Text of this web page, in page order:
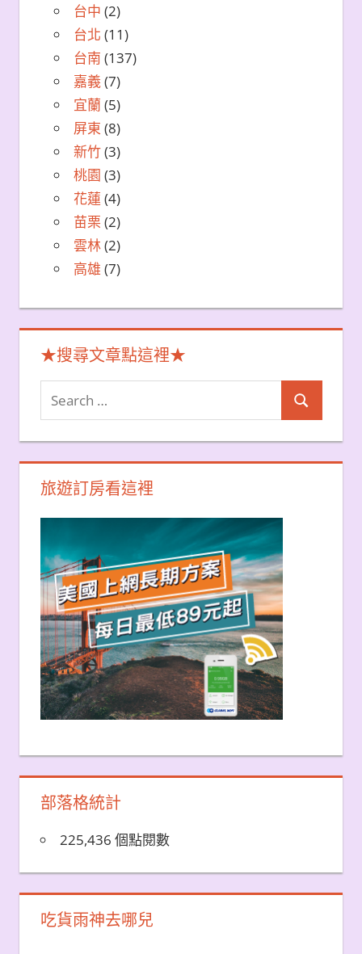
台中 (2)
台北 (11)
台南 (137)
嘉義(7)
宜蘭 (5)
屏東 (8)
新竹(3)
桃園 (3)
花蓮 (4)
苗栗 (2)
雲林(2)
高雄 (7)
★搜尋文章點這裡★
Search
for:
Search
旅遊訂房看這裡
部落格統計
225,436 個點閱數
吃貨雨神去哪兒